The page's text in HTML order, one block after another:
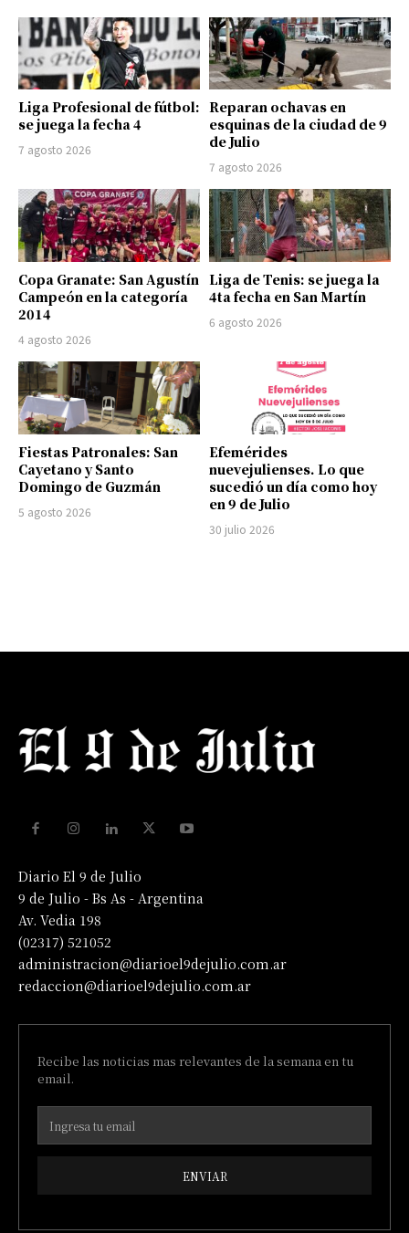
Liga Profesional de fútbol:
se juega la fecha 4
7 agosto 2026
Reparan ochavas en
esquinas de la ciudad de 9
de Julio
7 agosto 2026
Copa Granate: San Agustín
Campeón en la categoría
2014
4 agosto 2026
Liga de Tenis: se juega la
4ta fecha en San Martín
6 agosto 2026
Fiestas Patronales: San
Cayetano y Santo
Domingo de Guzmán
5 agosto 2026
Efemérides
nuevejulienses. Lo que
sucedió un día como hoy
en 9 de Julio
30 julio 2026
Diario El 9 de Julio
9 de Julio - Bs As - Argentina
Av. Vedia 198
(02317) 521052
administracion@diarioel9dejulio.com.ar
redaccion@diarioel9dejulio.com.ar
Recibe las noticias mas relevantes de la semana en tu
email.
ENVIAR